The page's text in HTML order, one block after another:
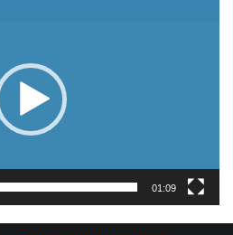
01:09